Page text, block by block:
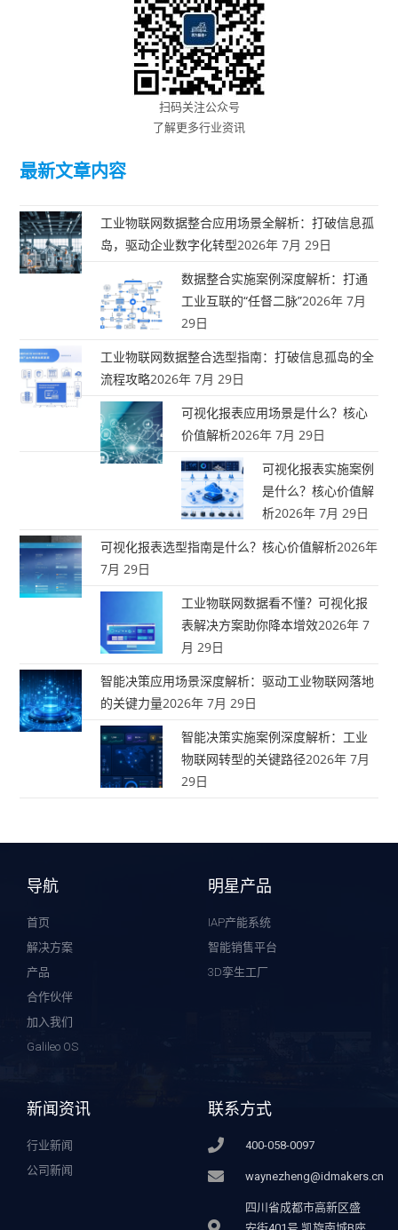
扫码关注公众号
了解更多行业资讯
最新文章内容
工业物联网数据整合应用场景全解析：打破信息孤
岛，驱动企业数字化转型2026年 7月 29日
数据整合实施案例深度解析：打通
工业互联的“任督二脉”2026年 7月
29日
工业物联网数据整合选型指南：打破信息孤岛的全
流程攻略2026年 7月 29日
可视化报表应用场景是什么？核心
价值解析2026年 7月 29日
可视化报表实施案例
是什么？核心价值解
析2026年 7月 29日
可视化报表选型指南是什么？核心价值解析2026年
7月 29日
工业物联网数据看不懂？可视化报
表解决方案助你降本增效2026年 7
月 29日
智能决策应用场景深度解析：驱动工业物联网落地
的关键力量2026年 7月 29日
智能决策实施案例深度解析：工业
物联网转型的关键路径2026年 7月
29日
导航
首页
解决方案
产品
合作伙伴
加入我们
Galileo OS
明星产品
IAP产能系统
智能销售平台
3D孪生工厂
新闻资讯
行业新闻
公司新闻
联系方式
400-058-0097
waynezheng@idmakers.cn
四川省成都市高新区盛